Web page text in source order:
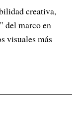
creativa,
del marco en
visuales más